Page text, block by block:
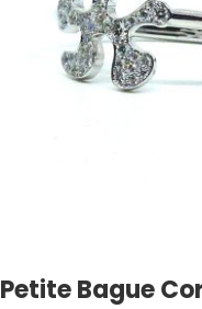
Petite Bague